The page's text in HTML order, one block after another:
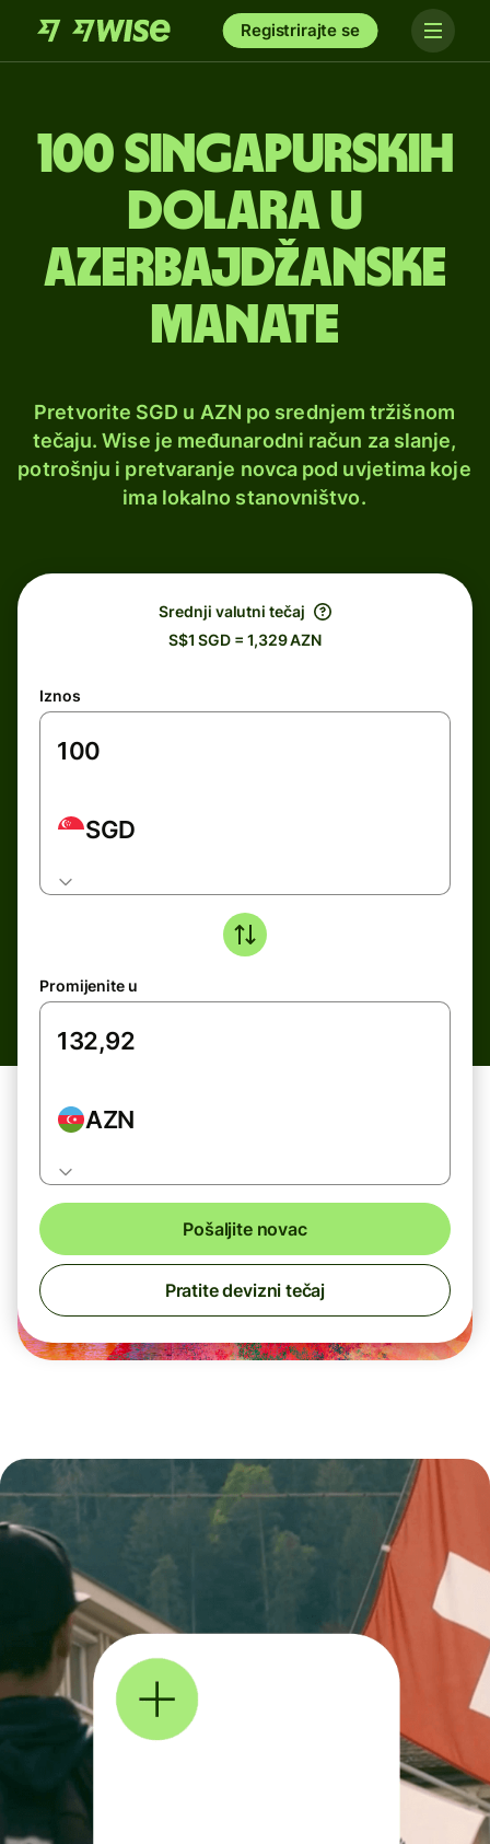
Registrirajte se
100 singapurskih
dolara u
azerbajdžanske
manate
Pretvorite SGD u AZN po srednjem tržišnom
tečaju. Wise je međunarodni račun za slanje,
potrošnju i pretvaranje novca pod uvjetima koje
ima lokalno stanovništvo.
Srednji valutni tečaj
S$1 SGD = 1,329 AZN
Iznos
SGD
Promijenite u
AZN
Pošaljite novac
Pratite devizni tečaj